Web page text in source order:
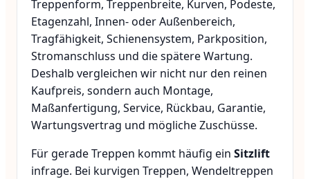
Treppenform, Treppenbreite, Kurven, Podeste,
Etagenzahl, Innen- oder Außenbereich,
Tragfähigkeit, Schienensystem, Parkposition,
Stromanschluss und die spätere Wartung.
Deshalb vergleichen wir nicht nur den reinen
Kaufpreis, sondern auch Montage,
Maßanfertigung, Service, Rückbau, Garantie,
Wartungsvertrag und mögliche Zuschüsse.
Für gerade Treppen kommt häufig ein Sitzlift
infrage. Bei kurvigen Treppen, Wendeltreppen